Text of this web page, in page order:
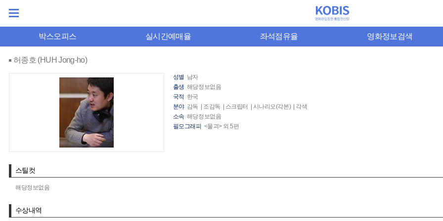
박스오피스 실시간예매율 좌석점유율 영화정보검색
허종호 (HUH Jong-ho)
성별 남자
출생 해당정보없음
국적 한국
분야 감독 | 조감독 | 스크립터 | 시나리오(각본) | 각색
소속 해당정보없음
필모그래피 <물괴> 외 5편
스틸컷
해당정보없음
수상내역